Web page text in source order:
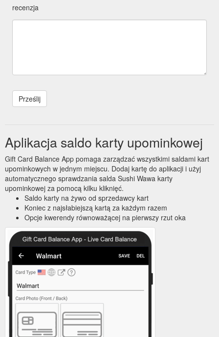
recenzja
Aplikacja saldo karty upominkowej
Gift Card Balance App pomaga zarządzać wszystkimi saldami kart
upominkowych w jednym miejscu. Dodaj kartę do aplikacji i użyj
automatycznego sprawdzania salda Sushi Wawa karty
upominkowej za pomocą kilku kliknięć.
Saldo karty na żywo od sprzedawcy kart
Koniec z najsłabiejszą kartą za każdym razem
Opcje kwerendy równoważącej na pierwszy rzut oka